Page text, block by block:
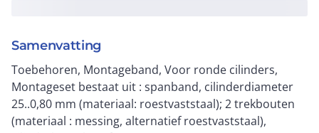
Samenvatting
Toebehoren, Montageband, Voor ronde cilinders,
Montageset bestaat uit : spanband, cilinderdiameter
25..0,80 mm (materiaal: roestvaststaal); 2 trekbouten
(materiaal : messing, alternatief roestvaststaal),